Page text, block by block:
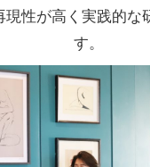
性が高く実践的な
す。